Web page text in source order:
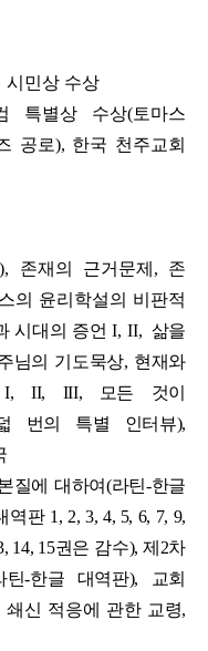
시민상 수상
특별상 수상(토마스
공로), 한국 천주교회
존재의 근거문제, 존
의 윤리학설의 비판적
시대의 증언 I, II, 삶을
님의 기도묵상, 현재와
I, II, III, 모든 것이
번의 특별 인터뷰),
질에 대하여(라틴-한글
판 1, 2, 3, 4, 5, 6, 7, 9,
14, 15권은 감수), 제2차
-한글 대역판), 교회
쇄신 적응에 관한 교령,